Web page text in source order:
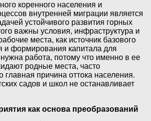
коренного населения и
внутренней миграции является
устойчивого развития горных
важны условия, инфраструктура и
места, как источник базового
и формирования капитала для
работа, потому что именно в ее
родные места, часто
главная причина оттока населения.
садов и школ не останавливает
как основа преобразований